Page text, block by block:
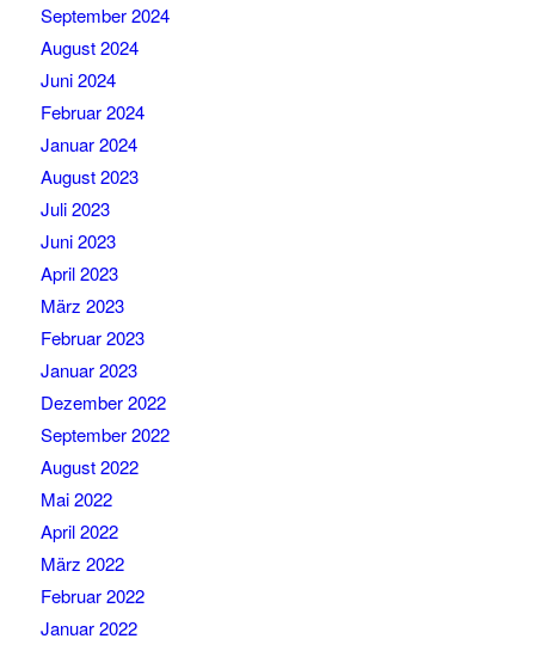
September 2024
August 2024
Juni 2024
Februar 2024
Januar 2024
August 2023
Juli 2023
Juni 2023
April 2023
März 2023
Februar 2023
Januar 2023
Dezember 2022
September 2022
August 2022
Mai 2022
April 2022
März 2022
Februar 2022
Januar 2022